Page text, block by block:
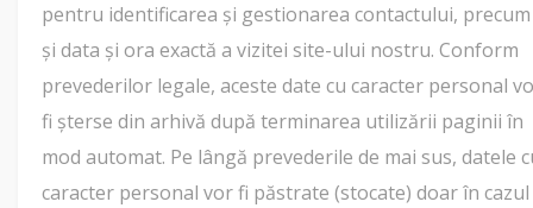
pentru identificarea și gestionarea contactului, precum
și data și ora exactă a vizitei site-ului nostru. Conform
prevederilor legale, aceste date cu caracter personal
fi șterse din arhivă după terminarea utilizării paginii în
mod automat. Pe lângă prevederile de mai sus, datele
caracter personal vor fi păstrate (stocate) doar în cazul